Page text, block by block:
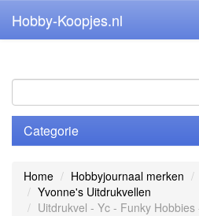
Hobby-Koopjes.nl
Categorie
Home Hobbyjournaal merken
Yvonne's Uitdrukvellen
Uitdrukvel - Yc - Funky Hobbies